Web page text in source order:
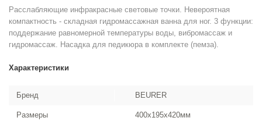
Расслабляющие инфракрасные световые точки. Невероятная
компактность - складная гидромассажная ванна для ног. 3 функции:
поддержание равномерной температуры воды, вибромассаж и
гидромассаж. Насадка для педикюра в комплекте (пемза).
Характеристики
Бренд BEURER
Размеры 400x195x420мм